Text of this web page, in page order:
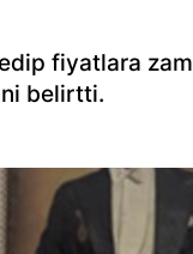
fiyatlara zam
belirtti.